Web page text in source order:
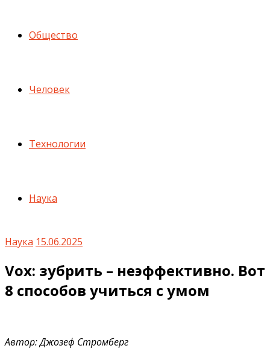
Общество
Человек
Технологии
Наука
Наука 15.06.2025
Vox: зубрить – неэффективно. Вот
8 способов учиться с умом
Автор: Джозеф Стромберг